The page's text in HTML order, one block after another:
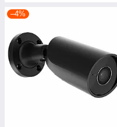
–4%